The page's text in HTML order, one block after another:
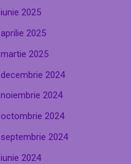
iunie 2025
aprilie 2025
martie 2025
decembrie 2024
noiembrie 2024
octombrie 2024
septembrie 2024
iunie 2024